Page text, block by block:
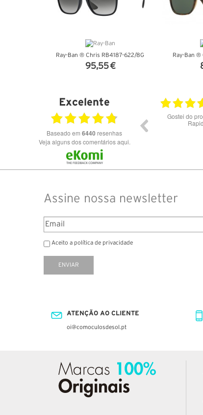
Ray-Ban ® Chris RB4187-622/8G
95,55 €
Ray-Ban ®
Excelente
Baseado em 6440 resenhas
Veja alguns dos comentários aqui.
28.07.2026
Bons óculos.
Óculos de excelente
preços
Assine nossa newsletter
Aceito a política de privacidade
ENVIAR
ATENÇÃO AO CLIENTE
oi@comoculosdesol.pt